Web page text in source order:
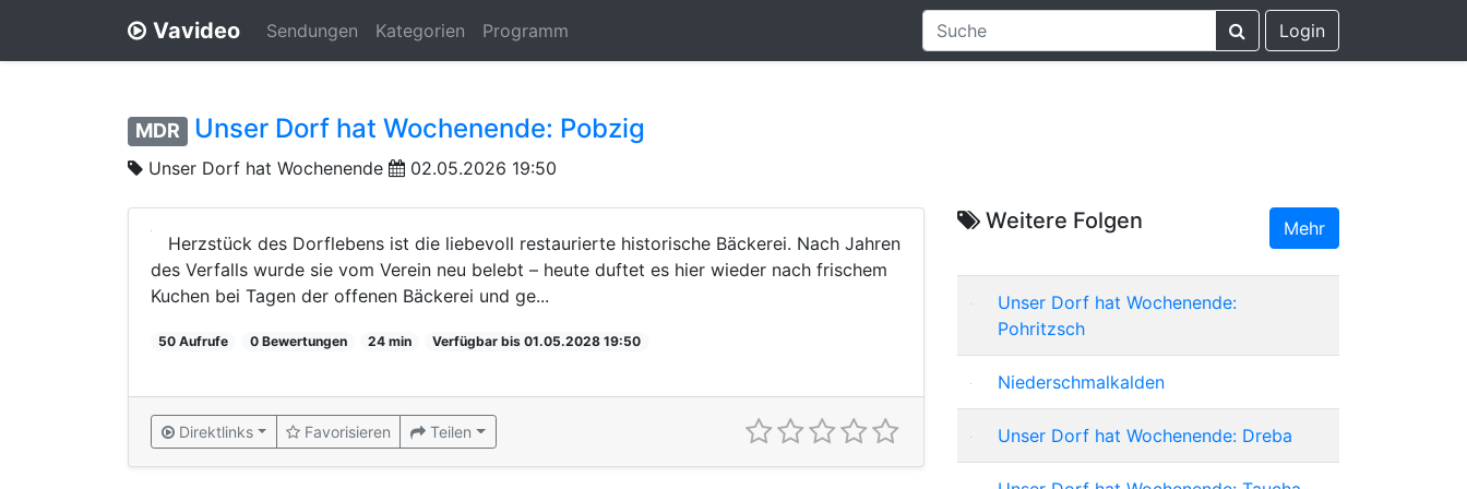
Vavideo Sendungen Kategorien Programm Login
MDR Unser Dorf hat Wochenende: Pobzig
Unser Dorf hat Wochenende 02.05.2026 19:50
Herzstück des Dorflebens ist die liebevoll restaurierte historische Bäckerei. Nach Jahren
des Verfalls wurde sie vom Verein neu belebt – heute duftet es hier wieder nach frischem
Kuchen bei Tagen der offenen Bäckerei und ge...
50 Aufrufe 0 Bewertungen 24 min Verfügbar bis 01.05.2028 19:50
Direktlinks Favorisieren Teilen
Weitere Folgen Mehr
Unser Dorf hat Wochenende:
Pohritzsch
Niederschmalkalden
Unser Dorf hat Wochenende: Dreba